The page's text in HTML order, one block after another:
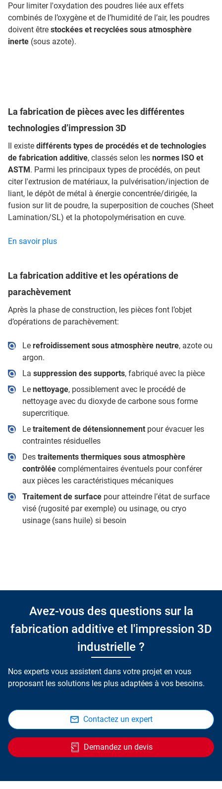
Pour limiter l'oxydation des poudres liée aux effets
combinés de l’oxygène et de l’humidité de l’air, les poudres
doivent être stockées et recyclées sous atmosphère
inerte (sous azote).
La fabrication de pièces avec les différentes
technologies d’impression 3D
Il existe différents types de procédés et de technologies
de fabrication additive, classés selon les normes ISO et
ASTM. Parmi les principaux types de procédés, on peut
citer l'extrusion de matériaux, la pulvérisation/injection de
liant, le dépôt de métal à énergie concentrée/dirigée, la
fusion sur lit de poudre, la superposition de couches (Sheet
Lamination/SL) et la photopolymérisation en cuve.
En savoir plus
La fabrication additive et les opérations de
parachèvement
Après la phase de construction, les pièces font l’objet
d’opérations de parachèvement:
Le refroidissement sous atmosphère neutre, azote ou
argon.
La suppression des supports, fabriqué avec la pièce
Le nettoyage, possiblement avec le procédé de
nettoyage avec du dioxyde de carbone sous forme
supercritique.
Le traitement de détensionnementpour évacuer les
contraintes résiduelles
Des traitements thermiques sous atmosphère
contrôléecomplémentaires éventuels pour conférer
aux pièces les caractéristiques mécaniques
Traitement de surfacepour atteindre l’état de surface
visé (rugosité par exemple) ou usinage, ou cryo
usinage (sans huile) si besoin
Avez-vous des questions sur la
fabrication additive et l'impression 3D
industrielle ?
Nos experts vous assistent dans votre projet en vous
proposant les solutions les plus adaptées à vos besoins.
Contactez un expert
Demandez un devis